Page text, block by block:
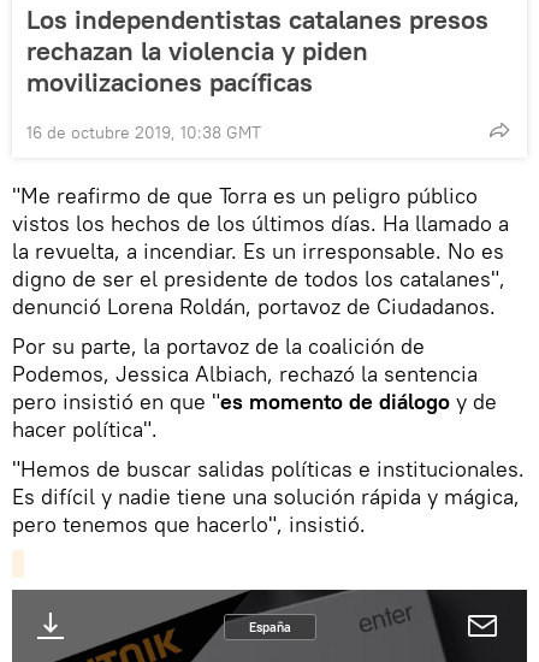
Los independentistas catalanes presos
rechazan la violencia y piden
movilizaciones pacíficas
16 de octubre 2019, 10:38 GMT
"Me reafirmo de que Torra es un peligro público
vistos los hechos de los últimos días. Ha llamado a
la revuelta, a incendiar. Es un irresponsable. No es
digno de ser el presidente de todos los catalanes",
denunció Lorena Roldán, portavoz de Ciudadanos.
Por su parte, la portavoz de la coalición de
Podemos, Jessica Albiach, rechazó la sentencia
pero insistió en que "es momento de diálogo y de
hacer política".
"Hemos de buscar salidas políticas e institucionales.
Es difícil y nadie tiene una solución rápida y mágica,
pero tenemos que hacerlo", insistió.
España